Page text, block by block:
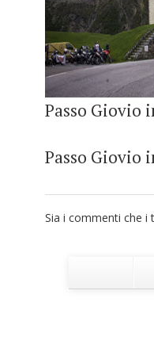
Passo
Passo
Sia i commenti che i